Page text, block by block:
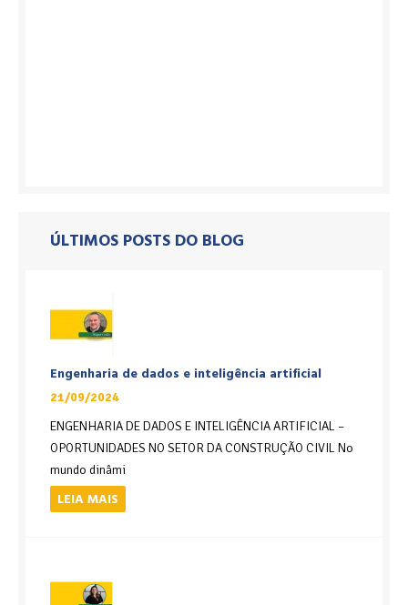
ÚLTIMOS POSTS DO BLOG
Engenharia de dados e inteligência artificial
21/09/2024
ENGENHARIA DE DADOS E INTELIGÊNCIA ARTIFICIAL –
OPORTUNIDADES NO SETOR DA CONSTRUÇÃO CIVIL No
mundo dinâmi
LEIA MAIS